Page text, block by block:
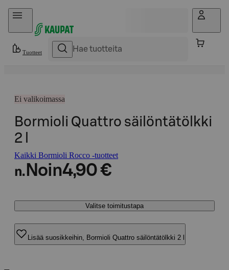
Hyppää sisältöön
Tuotteet
Ei valikoimassa
Bormioli Quattro säilöntätölkki
2 l
Kaikki Bormioli Rocco -tuotteet
n. Noin4,90 €
Valitse toimitustapa
Lisää suosikkeihin, Bormioli Quattro säilöntätölkki 2 l